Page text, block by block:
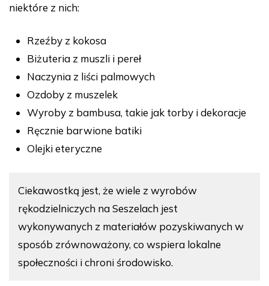
niektóre z nich:
Rzeźby z kokosa
Biżuteria z muszli i pereł
Naczynia z liści palmowych
Ozdoby z muszelek
Wyroby z bambusa, takie jak torby i dekoracje
Ręcznie barwione batiki
Olejki eteryczne
Ciekawostką jest, że wiele z wyrobów
rękodzielniczych na Seszelach jest
wykonywanych z materiałów pozyskiwanych w
sposób zrównoważony, co wspiera lokalne
społeczności i chroni środowisko.